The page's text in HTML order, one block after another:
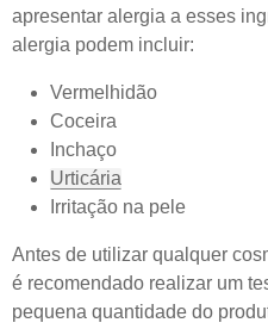
apresentar alergia a esses
alergia podem incluir:
Vermelhidão
Coceira
Inchaço
Urticária
Irritação na pele
Antes de utilizar qualquer
é recomendado realizar um
pequena quantidade do